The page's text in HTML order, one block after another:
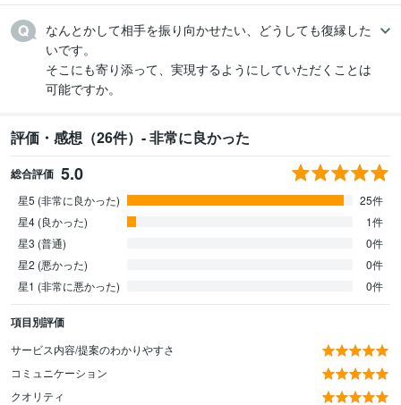
なんとかして相手を振り向かせたい、どうしても復縁した
いです。
そこにも寄り添って、実現するようにしていただくことは
可能ですか。
評価・感想（26件）- 非常に良かった
総合評価 5.0
星5 (非常に良かった)
25件
星4 (良かった)
1件
星3 (普通)
0件
星2 (悪かった)
0件
星1 (非常に悪かった)
0件
項目別評価
サービス内容/提案のわかりやすさ
コミュニケーション
クオリティ